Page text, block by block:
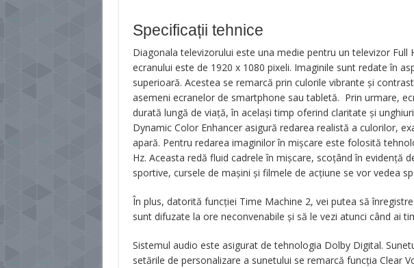
Specificații tehnice
Diagonala televizorului este una medie pentru un televizor Full
ecranului este de 1920 x 1080 pixeli. Imaginile sunt redate în
superioară. Acestea se remarcă prin culorile vibrante și
asemeni ecranelor de smartphone sau tabletă. Prin urmare,
durată lungă de viață, în același timp oferind claritate și
Dynamic Color Enhancer asigură redarea realistă a culorilor,
apară. Pentru redarea imaginilor în mișcare este folosită
Hz. Aceasta redă fluid cadrele în mișcare, scoțând în evidență
sportive, cursele de mașini și filmele de acțiune se vor vedea
În plus, datorită funcției Time Machine 2, vei putea să
sunt difuzate la ore neconvenabile și să le vezi atunci când ai
Sistemul audio este asigurat de tehnologia Dolby Digital.
setările de personalizare a sunetului se remarcă funcția Clear